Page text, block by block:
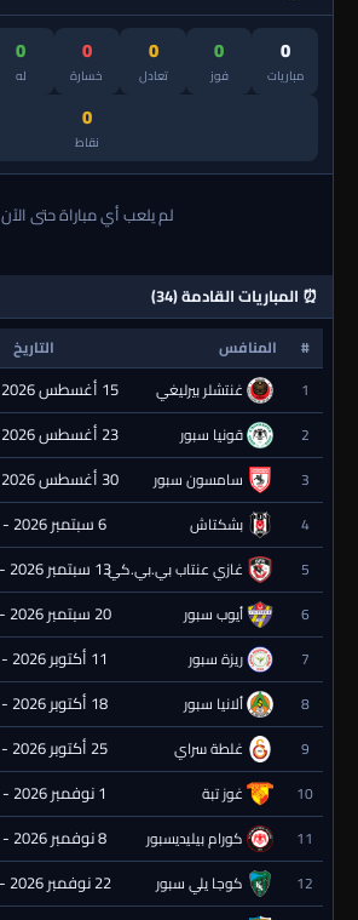
0
مباريات
0
فوز
0
تعادل
0
خسارة
0
له
0
نقاط
لم يلعب أي مباراة حتى الآن
⏰ المباريات القادمة (34)
# المنافس التاريخ
1
غنتشلر بيرليغي 15 أغسطس 2026 - 21:30
2 قونيا سبور 23 أغسطس 2026 - 20:00
3 سامسون سبور 30 أغسطس 2026 - 20:00
4 بشكتاش 6 سبتمبر 2026 - 20:00
5 غازي عنتاب بي.بي.كي.13 سبتمبر 2026 - 20:00
6 أيوب سبور 20 سبتمبر 2026 - 20:00
7 ريزة سبور 11 أكتوبر 2026 - 20:00
8 ألانيا سبور 18 أكتوبر 2026 - 20:00
9 غلطة سراي 25 أكتوبر 2026 - 20:00
10 غوز تبة 1 نوفمبر 2026 - 19:00
11 كورام بيليديسبور 8 نوفمبر 2026 - 19:00
12 كوجا يلي سبور 22 نوفمبر 2026 - 19:00